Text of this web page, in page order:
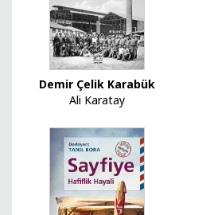
Demir Çelik Karabük
Ali Karatay